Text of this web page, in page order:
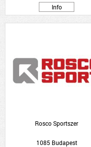
Info
Rosco Sportszer
1085 Budapest